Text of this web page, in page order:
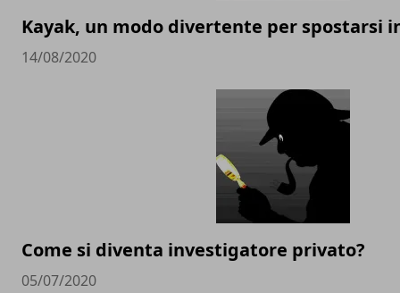
Kayak, un modo divertente per spostarsi
14/08/2020
Come si diventa investigatore privato?
05/07/2020